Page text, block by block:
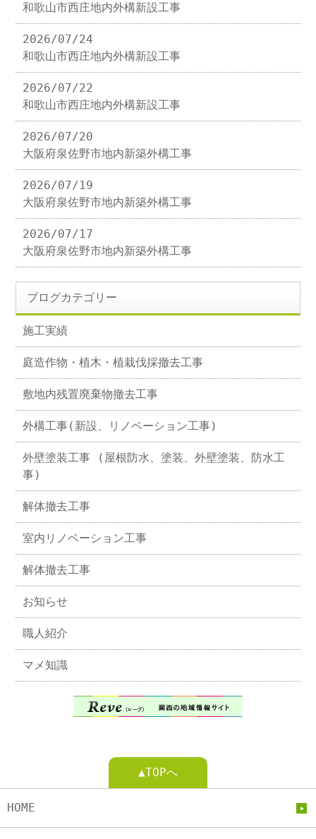
和歌山市西庄地内外構新設工事
2026/07/24
和歌山市西庄地内外構新設工事
2026/07/22
和歌山市西庄地内外構新設工事
2026/07/20
大阪府泉佐野市地内新築外構工事
2026/07/19
大阪府泉佐野市地内新築外構工事
2026/07/17
大阪府泉佐野市地内新築外構工事
ブログカテゴリー
施工実績
庭造作物・植木・植栽伐採撤去工事
敷地内残置廃棄物撤去工事
外構工事(新設、リノベーション工事)
外壁塗装工事 (屋根防水、塗装、外壁塗装、防水工
事)
解体撤去工事
室内リノベーション工事
解体撤去工事
お知らせ
職人紹介
マメ知識
▲TOPへ
HOME